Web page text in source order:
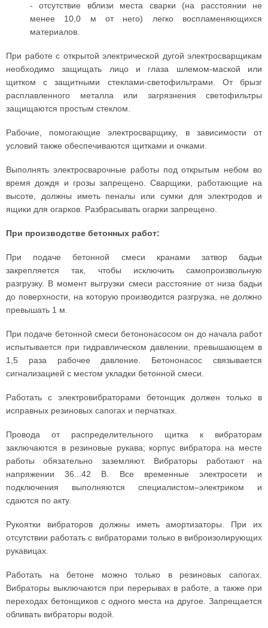
- отсутствие вблизи места сварки (на расстоянии не
менее 10,0 м от него) легко воспламеняющихся
материалов.
При работе с открытой электрической дугой электросварщикам
необходимо защищать лицо и глаза шлемом-маской или
щитком с защитными стеклами-светофильтрами. От брызг
расплавленного металла или загрязнения светофильтры
защищаются простым стеклом.
Рабочие, помогающие электросварщику, в зависимости от
условий также обеспечиваются щитками и очками.
Выполнять электросварочные работы под открытым небом во
время дождя и грозы запрещено. Сварщики, работающие на
высоте, должны иметь пеналы или сумки для электродов и
ящики для огарков. Разбрасывать огарки запрещено.
При производстве бетонных работ:
При подаче бетонной смеси кранами затвор бадьи
закрепляется так, чтобы исключить самопроизвольную
разгрузку. В момент выгрузки смеси расстояние от низа бадьи
до поверхности, на которую производится разгрузка, не должно
превышать 1 м.
При подаче бетонной смеси бетононасосом он до начала работ
испытывается при гидравлическом давлении, превышающем в
1,5 раза рабочее давление. Бетононасос связывается
сигнализацией с местом укладки бетонной смеси.
Работать с электровибраторами бетонщик должен только в
исправных резиновых сапогах и перчатках.
Провода от распределительного щитка к вибраторам
заключаются в резиновые рукава; корпус вибратора на месте
работы обязательно заземляют. Вибраторы работают на
напряжении 36...42 В. Все временные электросети и
подключения выполняются специалистом–электриком и
сдаются по акту.
Рукоятки вибраторов должны иметь амортизаторы. При их
отсутствии работать с вибраторами только в виброизолирующих
рукавицах.
Работать на бетоне можно только в резиновых сапогах.
Вибраторы выключаются при перерывах в работе, а также при
переходах бетонщиков с одного места на другое. Запрещается
обливать вибраторы водой.